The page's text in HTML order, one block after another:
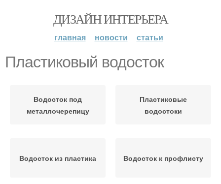
ДИЗАЙН ИНТЕРЬЕРА
главная новости статьи
Пластиковый водосток
Водосток под
металлочерепицу
Пластиковые
водостоки
Водосток из пластика Водосток к профлисту